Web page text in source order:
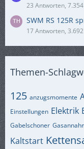
23 Antworten,
SWM RS 125R
17 Antworten,
Themen-
125 anzugsmomente
Einstellungen Elektrik
Gabelschoner
Kaltstart